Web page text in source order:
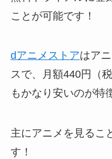
ことが可能です！
dアニメストアはア
スで、月額440円（
もかなり安いのが特
主にアニメを見るこ
す！